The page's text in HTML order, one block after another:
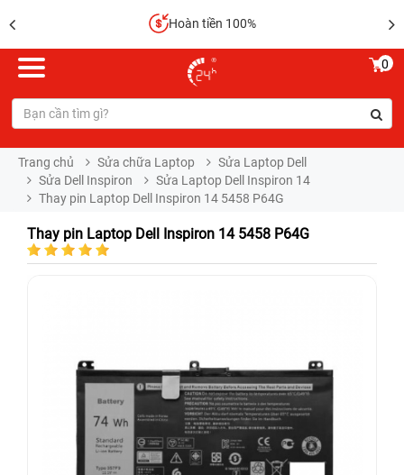
Hoàn tiền 100%
0
Trang chủ Sửa chữa Laptop
Sửa Laptop Dell
Sửa Dell Inspiron
Sửa Laptop Dell Inspiron 14
Thay pin Laptop Dell Inspiron 14 5458 P64G
Thay pin Laptop Dell Inspiron 14 5458 P64G